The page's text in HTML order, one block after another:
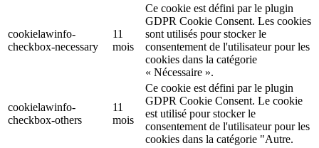
cookielawinfo-
checkbox-necessary
11
mois
Ce cookie est défini par le plugin
GDPR Cookie Consent. Les cookies
sont utilisés pour stocker le
consentement de l'utilisateur pour les
cookies dans la catégorie
« Nécessaire ».
cookielawinfo-
checkbox-others
11
mois
Ce cookie est défini par le plugin
GDPR Cookie Consent. Le cookie
est utilisé pour stocker le
consentement de l'utilisateur pour les
cookies dans la catégorie "Autre.